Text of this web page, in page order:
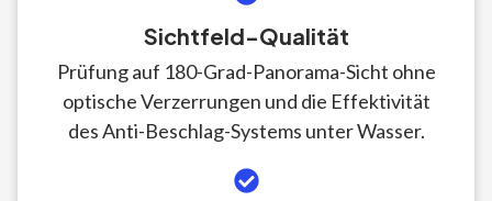
Sichtfeld-Qualität
Prüfung auf 180-Grad-Panorama-Sicht ohne
optische Verzerrungen und die Effektivität
des Anti-Beschlag-Systems unter Wasser.